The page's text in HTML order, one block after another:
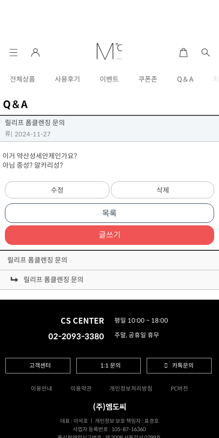
전체상품 사용후기 이벤트 쿠폰존 Q & A
Q & A
릴리프 폼클렌징 문의
류 2024-11-27
이거 약산성세안제인가요?
아님 중성? 알카리성?
수정 삭제
목록
글쓰기
릴리프 폼클렌징 문의
릴리프 폼클렌징 문의
CS CENTER
02-2093-3380
평일 10:00 ~ 18:00
주말, 공휴일 휴무
고객센터 1:1 문의 카톡문의
이용안내 이용약관 개인정보처리방침 PC버전
(주)엠도씨
대표 : 이석호 ㅣ 개인정보 보호 책임자 : 표경호
사업자 등록번호 : 105-87-16360